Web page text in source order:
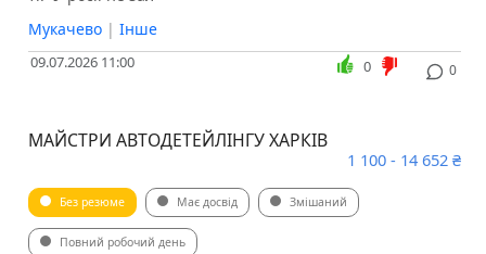
Мукачево | Інше
09.07.2026 11:00 0
0
МАЙСТРИ АВТОДЕТЕЙЛІНГУ ХАРКІВ
1 100 - 14 652 ₴
Без резюме Має досвід Змішаний
Повний робочий день